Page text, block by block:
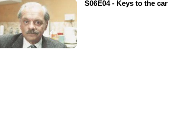
S06E04 - Keys to the car